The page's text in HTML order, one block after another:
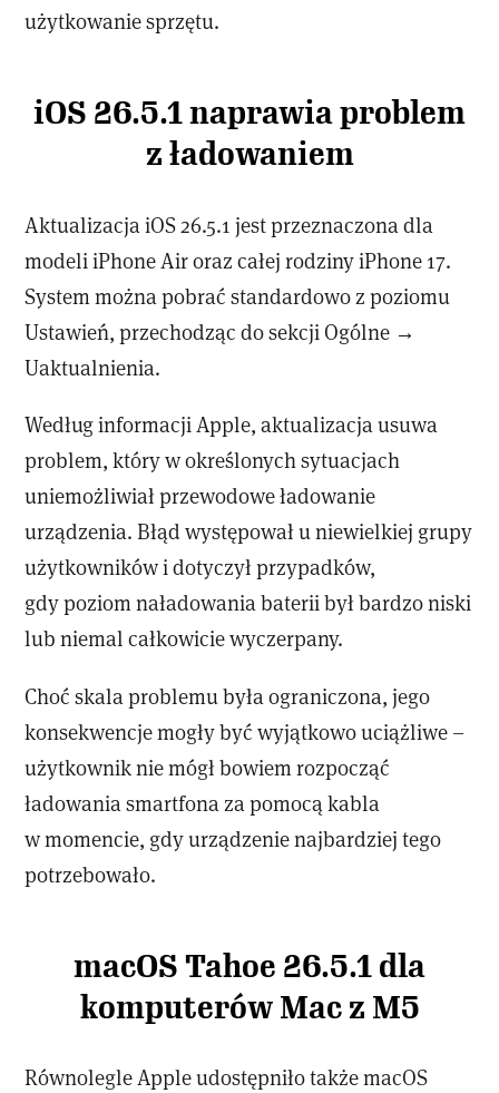
użytkowanie sprzętu.
iOS 26.5.1 naprawia problem
z ładowaniem
Aktualizacja iOS 26.5.1 jest przeznaczona dla
modeli iPhone Air oraz całej rodziny iPhone 17.
System można pobrać standardowo z poziomu
Ustawień, przechodząc do sekcji Ogólne →
Uaktualnienia.
Według informacji Apple, aktualizacja usuwa
problem, który w określonych sytuacjach
uniemożliwiał przewodowe ładowanie
urządzenia. Błąd występował u niewielkiej grupy
użytkowników i dotyczył przypadków,
gdy poziom naładowania baterii był bardzo niski
lub niemal całkowicie wyczerpany.
Choć skala problemu była ograniczona, jego
konsekwencje mogły być wyjątkowo uciążliwe –
użytkownik nie mógł bowiem rozpocząć
ładowania smartfona za pomocą kabla
w momencie, gdy urządzenie najbardziej tego
potrzebowało.
macOS Tahoe 26.5.1 dla
komputerów Mac z M5
Równolegle Apple udostępniło także macOS